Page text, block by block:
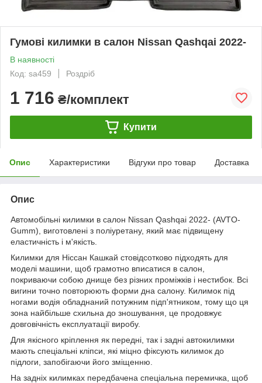
Гумові килимки в салон Nissan Qashqai 2022-
В наявності
Код: sa459
Роздріб
1 716 ₴/комплект
Купити
Опис Характеристики Відгуки про товар Доставка
Опис
Автомобільні килимки в салон Nissan Qashqai 2022- (AVTO-
Gumm), виготовлені з поліуретану, який має підвищену
еластичність і м'якість.
Килимки для Ніссан Кашкай стовідсотково підходять для
моделі машини, щоб грамотно вписатися в салон,
покриваючи собою днище без різних проміжків і нестибок. Всі
вигини точно повторюють форми дна салону. Килимок під
ногами водія обладнаний потужним підп'ятником, тому що ця
зона найбільше схильна до зношування, це продовжує
довговічність експлуатації виробу.
Для якісного кріплення як передні, так і задні автокилимки
мають спеціальні кліпси, які міцно фіксують килимок до
підлоги, запобігаючи його зміщенню.
На задніх килимках передбачена спеціальна перемичка, щоб